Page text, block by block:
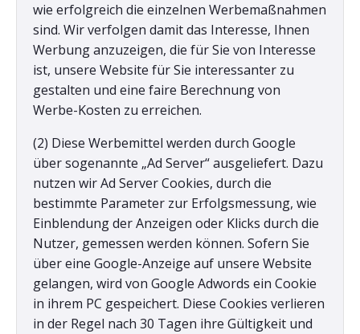
wie erfolgreich die einzelnen Werbemaßnahmen
sind. Wir verfolgen damit das Interesse, Ihnen
Werbung anzuzeigen, die für Sie von Interesse
ist, unsere Website für Sie interessanter zu
gestalten und eine faire Berechnung von
Werbe-Kosten zu erreichen.
(2) Diese Werbemittel werden durch Google
über sogenannte „Ad Server“ ausgeliefert. Dazu
nutzen wir Ad Server Cookies, durch die
bestimmte Parameter zur Erfolgsmessung, wie
Einblendung der Anzeigen oder Klicks durch die
Nutzer, gemessen werden können. Sofern Sie
über eine Google-Anzeige auf unsere Website
gelangen, wird von Google Adwords ein Cookie
in ihrem PC gespeichert. Diese Cookies verlieren
in der Regel nach 30 Tagen ihre Gültigkeit und